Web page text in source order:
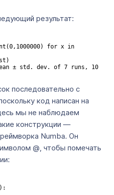
результат:
for x in
± std. dev. of 7 runs, 10
последовательно с
код написан на
мы не наблюдаем
конструкции —
Numba. Он
@, чтобы помечать